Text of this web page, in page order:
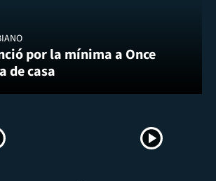
por la mínima a Once
de casa